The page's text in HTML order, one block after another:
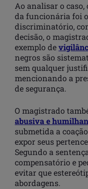
Ao analisar o caso,
da funcionária foi
discriminatório,
decisão, o
exemplo de
negros são
sem qualquer
mencionando a
de segurança.
O magistrado
abusiva e
submetida a
expor seus
Segundo a
compensatório e
evitar que
abordagens.